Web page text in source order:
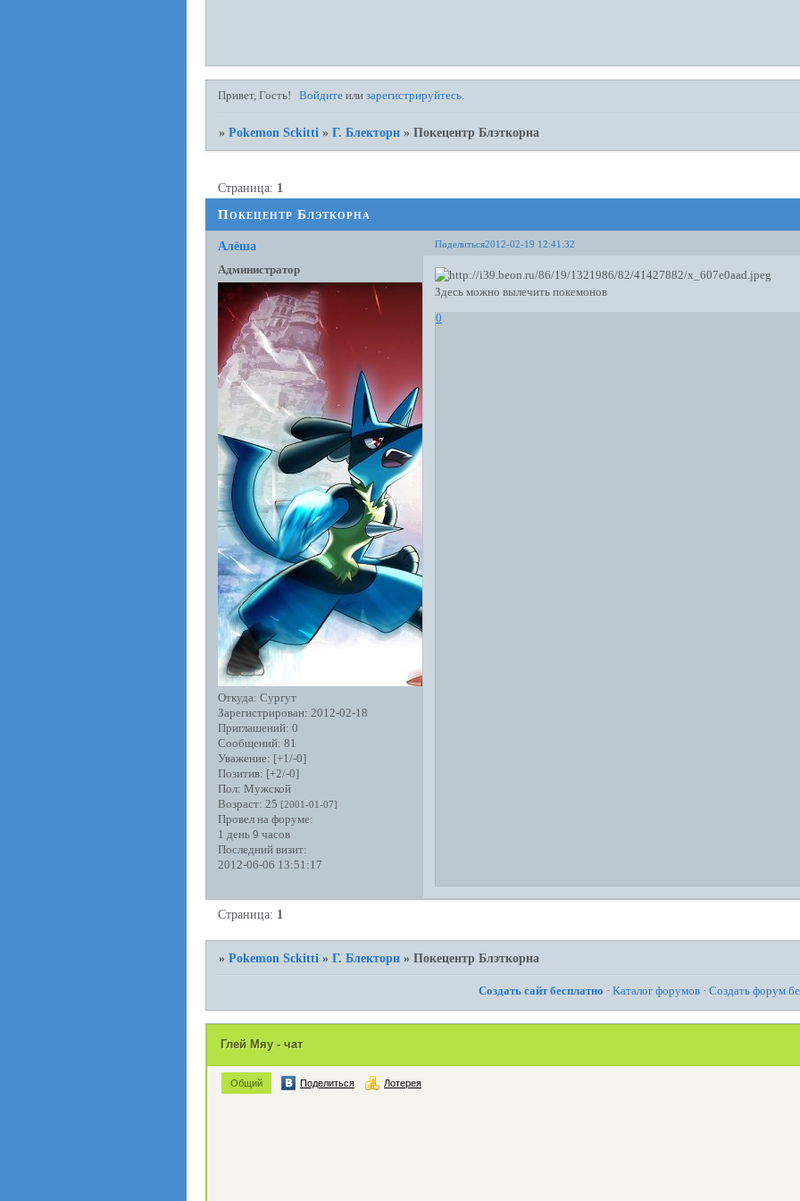
Привет, Гость! Войдите илизарегистрируйтесь.
»Pokemon Sckitti »Г. Блекторн »Покецентр Блэткорна
Покецентр Блэткорна
Страница: 1
Поделиться2012-02-19 12:41:32
Алёша
Администратор
Откуда: Сургут
Зарегистрирован: 2012-02-18
Приглашений: 0
Сообщений: 81
Уважение: [+1/-0]
Позитив: [+2/-0]
Пол: Мужской
Возраст: 25 [2001-01-07]
Провел на форуме:
1 день 9 часов
Последний визит:
2012-06-06 13:51:17
Здесь можно вылечить покемонов
0
Страница: 1
»Pokemon Sckitti »Г. Блекторн »Покецентр Блэткорна
Создать сайт бесплатно ·Каталог форумов ·Создать форум